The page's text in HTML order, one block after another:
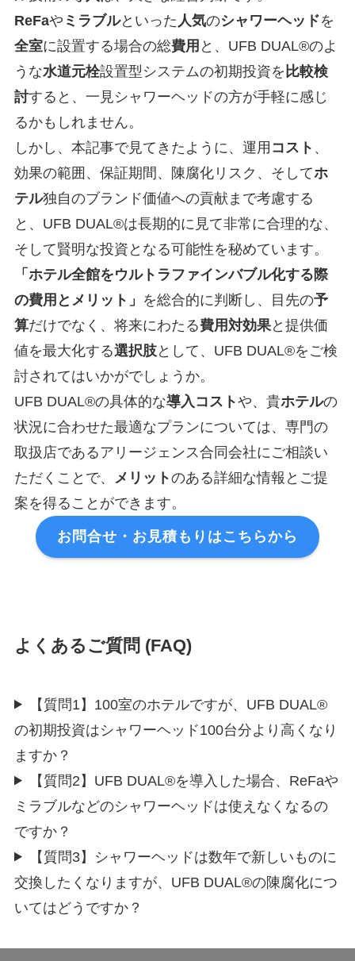
ReFaや ミラブルといった 人気のシャワーヘッドを
全室に設置する場合の総費用 と、UFB DUAL®のよ
うな水道元栓設置型システムの初期投資を 比較検
討すると、一見シャワーヘッドの方が手軽に感じ
るかもしれません。
しかし、本記事で見てきたように、運用 コスト 、
効果の範囲、保証期間、陳腐化リスク、そしてホ
テル独自のブランド価値への貢献まで考慮する
と、UFB DUAL®は長期的に見て非常に合理的な、
そして賢明な投資となる可能性を秘めています。
「ホテル全館をウルトラファインバブル化する際
の費用とメリット」 を総合的に判断し、目先の予
算だけでなく、将来にわたる費用対効果と提供価
値を最大化する選択肢として、UFB DUAL®をご検
討されてはいかがでしょうか。
UFB DUAL®の具体的な導入コストや、貴ホテルの
状況に合わせた最適なプランについては、専門の
取扱店であるアリージェンス合同会社にご相談い
ただくことで、
メリットのある詳細な情報とご提
案を得ることができます。
お問合せ・お見積もりはこちらから
よくあるご質問 (FAQ)
【質問1】100室のホテルですが、UFB DUAL®
の初期投資はシャワーヘッド100台分より高くなり
ますか？
【質問2】UFB DUAL®を導入した場合、ReFaや
ミラブルなどのシャワーヘッドは使えなくなるの
ですか？
【質問3】シャワーヘッドは数年で新しいものに
交換したくなりますが、UFB DUAL®の陳腐化につ
いてはどうですか？